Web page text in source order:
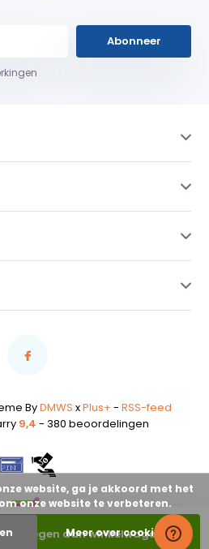
aan winkelwagen
Abonneer
ByDMWS xPlus+ - RSS-feed
9,4 - 380 beoordelingen
website, ga je akkoord met het
onze website te verbeteren.
Meer over cookies »